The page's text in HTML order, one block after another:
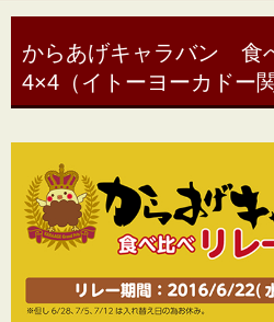
からあげキャラバン 食
4×4（イトーヨーカドー関